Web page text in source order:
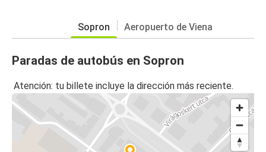
Sopron Aeropuerto de Viena
Paradas de autobús en Sopron
Atención: tu billete incluye la dirección más reciente.